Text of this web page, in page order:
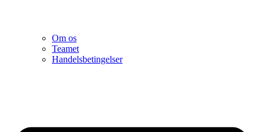
Om os
Teamet
Handelsbetingelser